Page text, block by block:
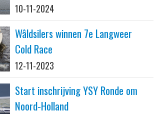
10-11-2024
Wâldsilers winnen 7e Langweer
Cold Race
12-11-2023
Start inschrijving YSY Ronde om
Noord-Holland